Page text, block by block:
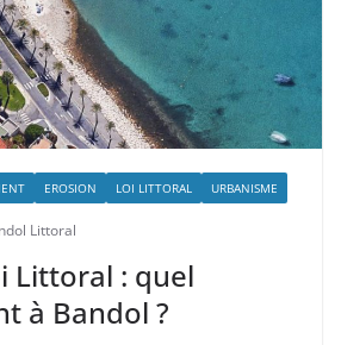
EROSION LOI LITTORAL URBANISME
Littoral
Littoral : quel
à Bandol ?